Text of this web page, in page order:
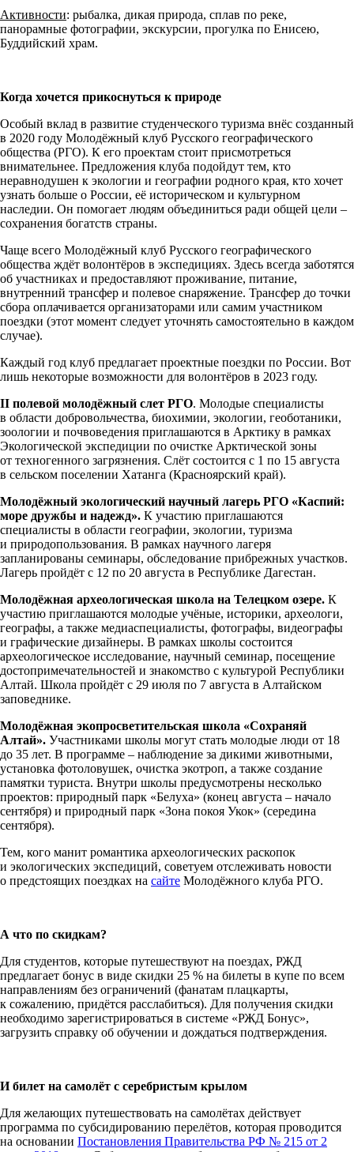
Активности: рыбалка, дикая природа, сплав по реке,
панорамные фотографии, экскурсии, прогулка по Енисею,
Буддийский храм.
Когда хочется прикоснуться к природе
Особый вклад в развитие студенческого туризма внёс созданный
в 2020 году Молодёжный клуб Русского географического
общества (РГО). К его проектам стоит присмотреться
внимательнее. Предложения клуба подойдут тем, кто
неравнодушен к экологии и географии родного края, кто хочет
узнать больше о России, её историческом и культурном
наследии. Он помогает людям объединиться ради общей цели –
сохранения богатств страны.
Чаще всего Молодёжный клуб Русского географического
общества ждёт волонтёров в экспедициях. Здесь всегда заботятся
об участниках и предоставляют проживание, питание,
внутренний трансфер и полевое снаряжение. Трансфер до точки
сбора оплачивается организаторами или самим участником
поездки (этот момент следует уточнять самостоятельно в каждом
случае).
Каждый год клуб предлагает проектные поездки по России. Вот
лишь некоторые возможности для волонтёров в 2023 году.
II полевой молодёжный слет РГО. Молодые специалисты
в области добровольчества, биохимии, экологии, геоботаники,
зоологии и почвоведения приглашаются в Арктику в рамках
Экологической экспедиции по очистке Арктической зоны
от техногенного загрязнения. Слёт состоится с 1 по 15 августа
в сельском поселении Хатанга (Красноярский край).
Молодёжный экологический научный лагерь РГО «Каспий:
море дружбы и надежд». К участию приглашаются
специалисты в области географии, экологии, туризма
и природопользования. В рамках научного лагеря
запланированы семинары, обследование прибрежных участков.
Лагерь пройдёт с 12 по 20 августа в Республике Дагестан.
Молодёжная археологическая школа на Телецком озере. К
участию приглашаются молодые учёные, историки, археологи,
географы, а также медиаспециалисты, фотографы, видеографы
и графические дизайнеры. В рамках школы состоится
археологическое исследование, научный семинар, посещение
достопримечательностей и знакомство с культурой Республики
Алтай. Школа пройдёт с 29 июля по 7 августа в Алтайском
заповеднике.
Молодёжная экопросветительская школа «Сохраняй
Алтай». Участниками школы могут стать молодые люди от 18
до 35 лет. В программе – наблюдение за дикими животными,
установка фотоловушек, очистка экотроп, а также создание
памятки туриста. Внутри школы предусмотрены несколько
проектов: природный парк «Белуха» (конец августа – начало
сентября) и природный парк «Зона покоя Укок» (середина
сентября).
Тем, кого манит романтика археологических раскопок
и экологических экспедиций, советуем отслеживать новости
о предстоящих поездках на сайте Молодёжного клуба РГО.
А что по скидкам?
Для студентов, которые путешествуют на поездах, РЖД
предлагает бонус в виде скидки 25 % на билеты в купе по всем
направлениям без ограничений (фанатам плацкарты,
к сожалению, придётся расслабиться). Для получения скидки
необходимо зарегистрироваться в системе «РЖД Бонус»,
загрузить справку об обучении и дождаться подтверждения.
И билет на самолёт с серебристым крылом
Для желающих путешествовать на самолётах действует
программа по субсидированию перелётов, которая проводится
на основании Постановления Правительства РФ № 215 от 2